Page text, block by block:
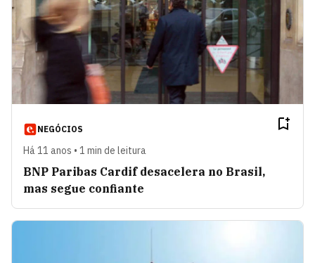
NEGÓCIOS
Há 11 anos • 1 min de leitura
BNP Paribas Cardif desacelera no Brasil,
mas segue confiante